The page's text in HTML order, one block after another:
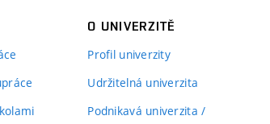
O UNIVERZITĚ
Profil univerzity
Udržitelná univerzita
Podnikavá univerzita /